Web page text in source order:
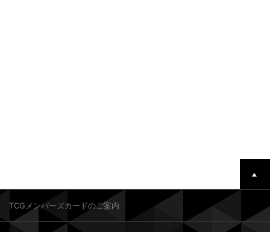
TCGメンバーズカードのご案内